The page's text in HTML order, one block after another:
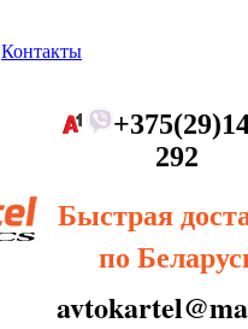
Контакты
292
Быстрая
по